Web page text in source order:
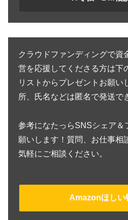
クラウドファンディングで資
営を応援してくださる方は下
リストからプレゼントお願い
所、氏名などは匿名で発送で
参考になたっらSNSシェア＆
願いします！質問、お仕事相
気軽にご相談ください。
Amazonほしい